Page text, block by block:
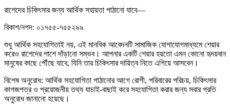
রাশেদের চিকিৎসার জন্য আর্থিক সহায়তা পাঠানো যাবে—
বিকাশ/নগদ: ০১৭৫৫-৭৫৫২৯৯
শুধু আর্থিক সহযোগিতাই নয়, এই মানবিক আবেদনটি সামাজিক যোগাযোগমাধ্যমে শেয়ার
করেও রাশেদের পাশে দাঁড়ানো সম্ভব। আপনার একটি শেয়ার হয়তো এমন কোনো হৃদয়বান
মানুষের কাছে পৌঁছে যাবে, যিনি তার চিকিৎসার দায়িত্ব নিতে এগিয়ে আসবেন।
বিশেষ অনুরোধ: আর্থিক সহযোগিতা পাঠানোর আগে রোগী, পরিবারের পরিচয়, চিকিৎসার
কাগজপত্র ও প্রয়োজনীয় তথ্য যাচাই-বাছাই করে সহযোগিতা করার জন্য সবার প্রতি
অনুরোধ জানানো হয়েছে।